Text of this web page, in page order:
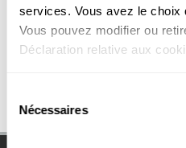
services. Vous avez le choix
Vous pouvez modifier ou
Déclaration relative aux
Collecter des
consentement
Nécessaires
Changer de magazine